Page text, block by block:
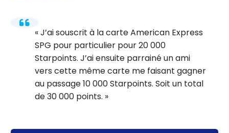
J’ai souscrit à la carte American Express
SPG pour particulier pour 20 000
Starpoints. J’ai ensuite parrainé un ami
vers cette même carte me faisant gagner
au passage 10 000 Starpoints. Soit un total
de 30 000 points.